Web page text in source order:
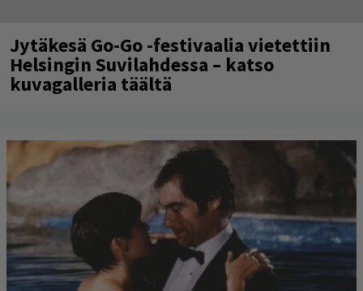
Jytäkesä Go-Go -festivaalia vietettiin
Helsingin Suvilahdessa – katso
kuvagalleria täältä